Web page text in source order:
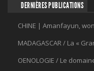
DERNIÈRES PUBLICATIONS
CHINE | Amanfayun,
MADAGASCAR / La «
OENOLOGIE / Le